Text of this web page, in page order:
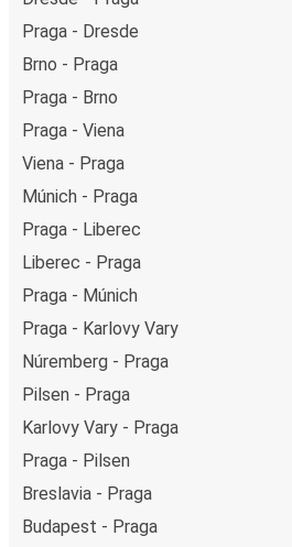
Praga - Dresde
Brno - Praga
Praga - Brno
Praga - Viena
Viena - Praga
Múnich - Praga
Praga - Liberec
Liberec - Praga
Praga - Múnich
Praga - Karlovy Vary
Núremberg - Praga
Pilsen - Praga
Karlovy Vary - Praga
Praga - Pilsen
Breslavia - Praga
Budapest - Praga